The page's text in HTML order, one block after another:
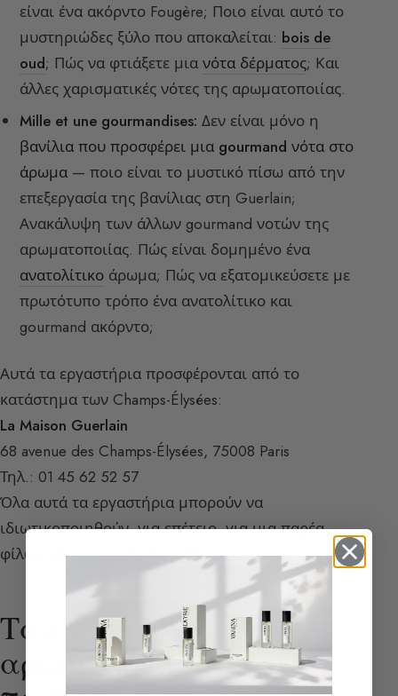
είναι ένα ακόρντο Fougère; Ποιο είναι αυτό το
μυστηριώδες ξύλο που αποκαλείται: bois de
oud; Πώς να φτιάξετε μιανότα δέρματος; Και
άλλες χαρισματικές νότες της αρωματοποιίας.
Mille et une gourmandises: Δεν είναι μόνο η
βανίλια που προσφέρει μια gourmand νότα στο
άρωμα — ποιο είναι το μυστικό πίσω από την
επεξεργασία της βανίλιας στη Guerlain;
Ανακάλυψη των άλλων gourmand νοτών της
αρωματοποιίας. Πώς είναι δομημένο ένα
ανατολίτικο άρωμα; Πώς να εξατομικεύσετε με
πρωτότυπο τρόπο ένα ανατολίτικο και
gourmand ακόρντο;
Αυτά τα εργαστήρια προσφέρονται από το
κατάστημα των Champs-Élysées:
La Maison Guerlain
68 avenue des Champs-Élysées, 75008 Paris
Τηλ.: 01 45 62 52 57
Όλα αυτά τα εργαστήρια μπορούν να
ιδιωτικοποιηθούν, για επέτειο, για μια παρέα
φίλων, για μια εταιρεία κ.λπ.
Τα εργαστήρια
αρωμάτων του 68 για